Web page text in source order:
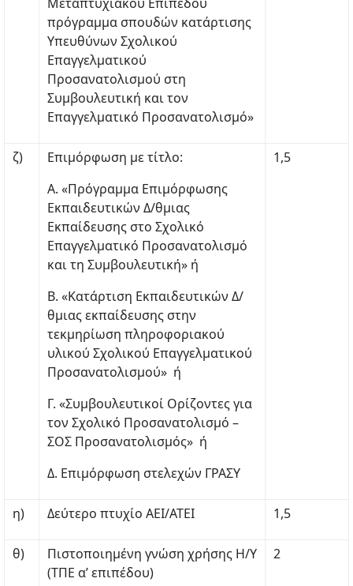
πρόγραμμα σπουδών κατάρτισης
Υπευθύνων Σχολικού
Επαγγελματικού
Προσανατολισμού στη
Συμβουλευτική και τον
Επαγγελματικό Προσανατολισμό»
ζ)
Επιμόρφωση με τίτλο:
Α. «Πρόγραμμα Επιμόρφωσης
Εκπαιδευτικών Δ/θμιας
Εκπαίδευσης στο Σχολικό
Επαγγελματικό Προσανατολισμό
και τη Συμβουλευτική» ή
Β. «Κατάρτιση Εκπαιδευτικών Δ/
θμιας εκπαίδευσης στην
τεκμηρίωση πληροφοριακού
υλικού Σχολικού Επαγγελματικού
Προσανατολισμού» ή
Γ. «Συμβουλευτικοί Ορίζοντες για
τον Σχολικό Προσανατολισμό –
ΣΟΣ Προσανατολισμός» ή
Δ. Επιμόρφωση στελεχών ΓΡΑΣΥ
1,5
η) Δεύτερο πτυχίο ΑΕΙ/ΑΤΕΙ 1,5
θ)
Πιστοποιημένη γνώση χρήσης Η/Υ
(ΤΠΕ α’ επιπέδου)
2